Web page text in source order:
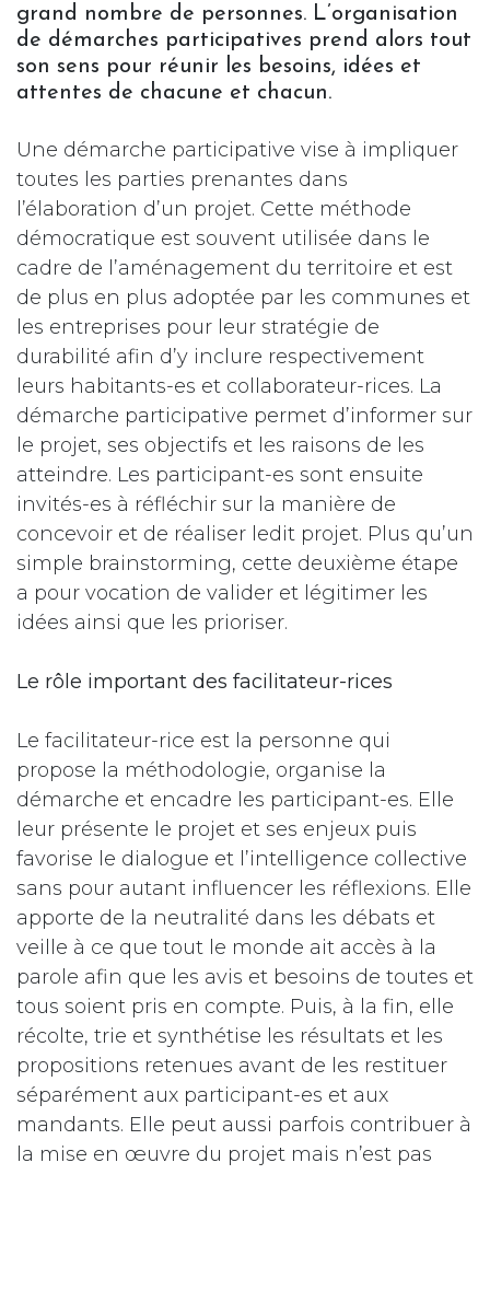
grand nombre de personnes. L’organisation
de démarches participatives prend alors tout
son sens pour réunir les besoins, idées et
attentes de chacune et chacun.
Une démarche participative vise à impliquer
toutes les parties prenantes dans
l’élaboration d’un projet. Cette méthode
démocratique est souvent utilisée dans le
cadre de l’aménagement du territoire et est
de plus en plus adoptée par les communes et
les entreprises pour leur stratégie de
durabilité afin d’y inclure respectivement
leurs habitants-es et collaborateur-rices. La
démarche participative permet d’informer sur
le projet, ses objectifs et les raisons de les
atteindre. Les participant-es sont ensuite
invités-es à réfléchir sur la manière de
concevoir et de réaliser ledit projet. Plus qu’un
simple brainstorming, cette deuxième étape
a pour vocation de valider et légitimer les
idées ainsi que les prioriser.
Le rôle important des facilitateur-rices
Le facilitateur-rice est la personne qui
propose la méthodologie, organise la
démarche et encadre les participant-es. Elle
leur présente le projet et ses enjeux puis
favorise le dialogue et l’intelligence collective
sans pour autant influencer les réflexions. Elle
apporte de la neutralité dans les débats et
veille à ce que tout le monde ait accès à la
parole afin que les avis et besoins de toutes et
tous soient pris en compte. Puis, à la fin, elle
récolte, trie et synthétise les résultats et les
propositions retenues avant de les restituer
séparément aux participant-es et aux
mandants. Elle peut aussi parfois contribuer à
la mise en œuvre du projet mais n’est pas